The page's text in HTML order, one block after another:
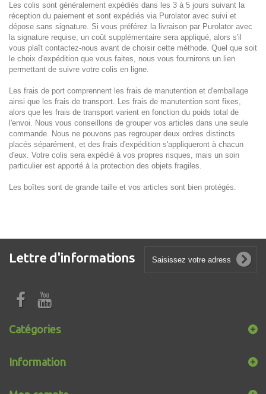
Les colis sont généralement expédiés dans les 3 à 5 jours suivant la
réception du paiement et sont expédiés via Purolator avec suivi et
dépose sans signature. Si vous préférez la livraison par Purolator avec
la signature requise, un coût supplémentaire sera appliqué, alors s'il
vous plaît contactez-nous avant de choisir cette méthode. Quel que soit
le choix d'expédition que vous faites, nous vous fournirons un lien
permettant de suivre votre colis en ligne.
Les frais de port comprennent les frais de manutention et d'emballage
ainsi que les frais de transport. Les frais de manutention sont fixes,
alors que les frais de transport varient en fonction du poids total de
l'envoi. Nous vous conseillons de grouper vos articles dans une seule
commande. Nous ne pouvons pas regrouper deux ordres distincts
placés séparément, et des frais d'expédition s'appliqueront à chacun
d'eux. Votre colis sera expédié à vos propres risques, mais un soin
particulier est apporté à la protection des objets fragiles.
Les boîtes sont de grande taille et vos articles sont bien protégés.
Lettre d'informations
Catégories
Information